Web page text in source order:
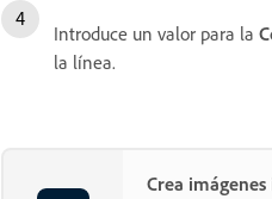
Introduce un valor para la
la línea.
Crea